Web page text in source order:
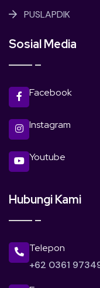
PUSLAPDIK
Sosial Media
Facebook
Instagram
Youtube
Hubungi Kami
Telepon
+62 0361